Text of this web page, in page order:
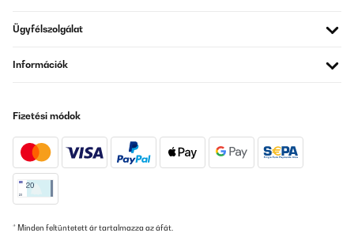
Ügyfélszolgálat
Információk
Fizetési módok
* Minden feltüntetett ár tartalmazza az áfát.